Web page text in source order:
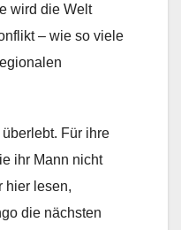
wird die Welt
– wie so viele
Für ihre
ihr Mann nicht
hier lesen,
die nächsten